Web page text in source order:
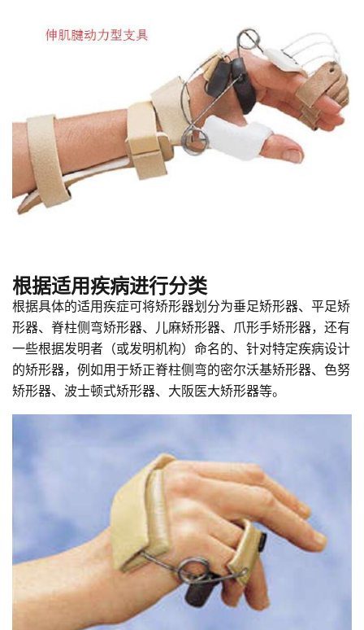
根据适用疾病进行分类
根据具体的适用疾症可将矫形器划分为垂足矫形器、平足矫
形器、脊柱侧弯矫形器、儿麻矫形器、爪形手矫形器，还有
一些根据发明者（或发明机构）命名的、针对特定疾病设计
的矫形器，例如用于矫正脊柱侧弯的密尔沃基矫形器、色努
矫形器、波士顿式矫形器、大阪医大矫形器等。